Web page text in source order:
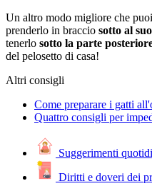
Un altro modo migliore che
prenderlo in braccio sotto al
tenerlo sotto la parte
del pelosetto di casa!
Altri consigli
Come preparare i gatti
Quattro consigli per
Suggerimenti
Diritti e doveri dei